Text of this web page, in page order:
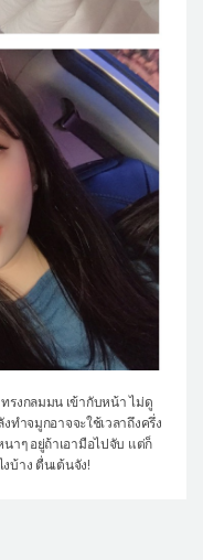
รงกลมมน เข้ากับหน้า ไม่ดู
ทำจมูกอาจจะใช้เวลาถึงครึ่ง
าๆ อยู่ถ้าเอามือไปจับ แต่ก็
บ้าง ตื่นเต้นจัง!